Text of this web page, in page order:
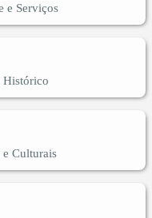
e Serviços
Culturais